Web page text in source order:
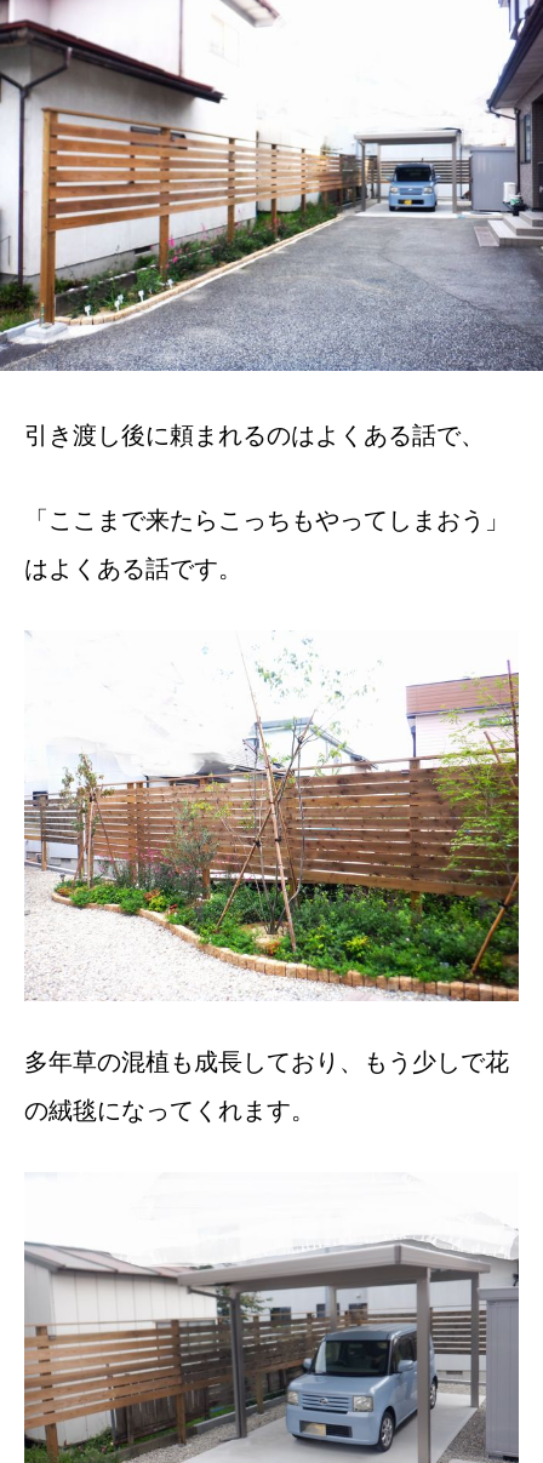
引き渡し後に頼まれるのはよくある話で、
「ここまで来たらこっちもやってしまおう」
はよくある話です。
多年草の混植も成長しており、もう少しで花
の絨毯になってくれます。